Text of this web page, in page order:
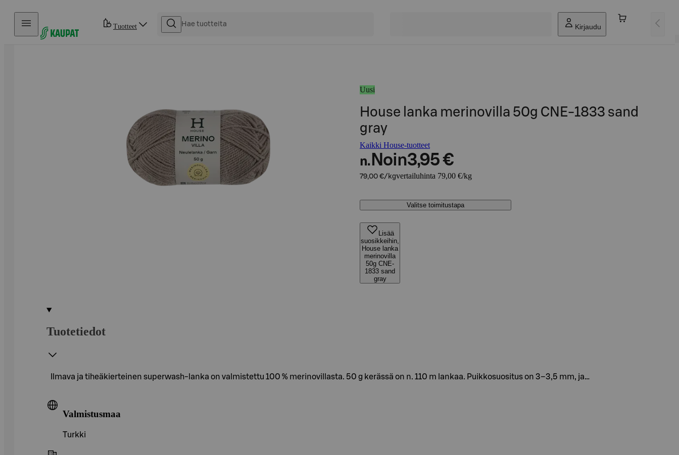
Hyppää sisältöön
Tuotteet Kirjaudu
Uusi
House lanka merinovilla 50g CNE-1833 sand
gray
Kaikki House-tuotteet
n. Noin3,95 €
79,00 €/kgvertailuhinta 79,00 €/kg
Valitse toimitustapa
Lisää
suosikkeihin,
House lanka
merinovilla
50g CNE-
1833 sand
gray
Tuotetiedot
Ilmava ja tiheäkierteinen superwash-lanka on valmistettu 100 % merinovillasta. 50 g kerässä on n. 110 m lankaa. Puikkosuositus on 3–3,5 mm, ja…
Valmistusmaa
Turkki